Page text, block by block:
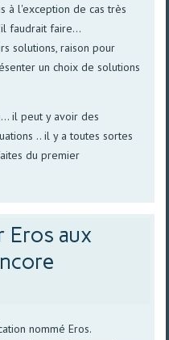
à l'exception de cas très
faudrait faire...
solutions, raison pour
un choix de solutions
il peut y avoir des
.. il y a toutes sortes
du premier
Eros aux
nommé Eros.